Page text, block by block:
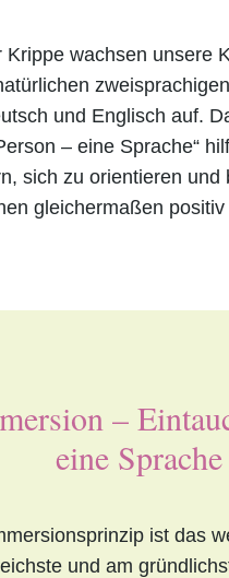
Krippe wachsen unsere
und Englisch auf.
– eine Sprache“
sich zu orientieren und
gleichermaßen
–
eine Sprache
ist das
und am